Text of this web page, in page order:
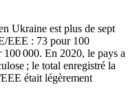
Ukraine est plus de sept
EEE : 73 pour 100
000. En 2020, le pays a
; le total enregistré la
était légèrement